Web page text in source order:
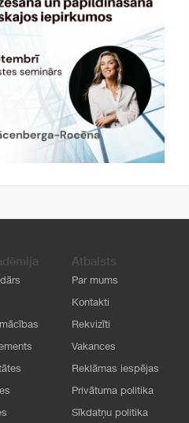
Atbalsts
Par mums
Kontakti
Rekvizīti
Vakances
Reklāmas iespējas
Privātuma politika
Sīkdatņu politika